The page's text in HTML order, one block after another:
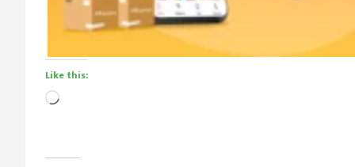
Like this:
Loading…